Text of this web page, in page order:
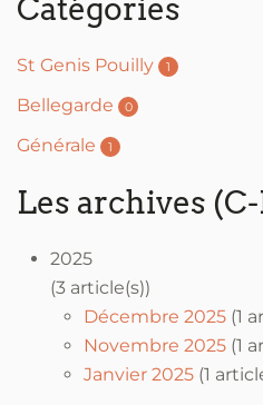
Catégories
St Genis Pouilly 1
Bellegarde 0
Générale 1
Les archives (C-
2025
(3 article(s))
Décembre 2025 (1
Novembre 2025 (1
Janvier 2025 (1